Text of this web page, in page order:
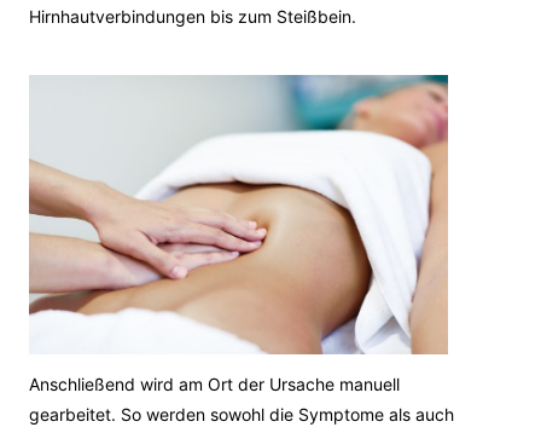
Hirnhautverbindungen bis zum Steißbein.
Anschließend wird am Ort der Ursache manuell
gearbeitet. So werden sowohl die Symptome als auch